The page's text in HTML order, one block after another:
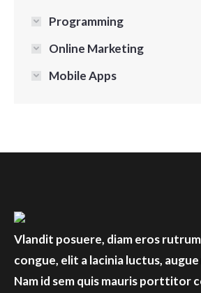
Programming
Online Marketing
Mobile Apps
Vlandit posuere, diam eros
congue, elit a lacinia luctus,
Nam id sem quis mauris porttitor